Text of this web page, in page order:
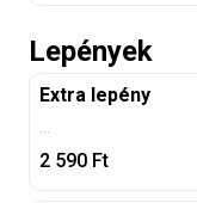
Lepények
Extra lepény
...
2 590 Ft